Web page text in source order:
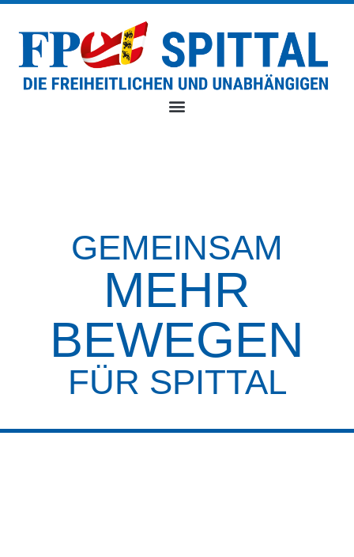
GEMEINSAM
MEHR
BEWEGEN
FÜR SPITTAL